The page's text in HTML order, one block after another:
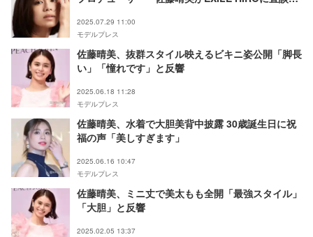
2025.07.29 11:00
モデルプレス
佐藤晴美、抜群スタイル映えるビキニ姿公開「脚長
い」「憧れです」と反響
2025.06.18 11:28
モデルプレス
佐藤晴美、水着で大胆美背中披露 30歳誕生日に祝
福の声「美しすぎます」
2025.06.16 10:47
モデルプレス
佐藤晴美、ミニ丈で美太もも全開「最強スタイル」
「大胆」と反響
2025.02.05 13:37